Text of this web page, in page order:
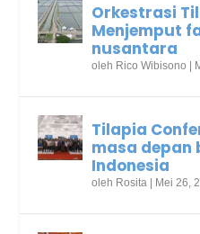
Orkestrasi
Menjemput
nusantara
oleh Rico Wibisono |
Tilapia
masa depan
Indonesia
oleh Rosita | Mei 26,